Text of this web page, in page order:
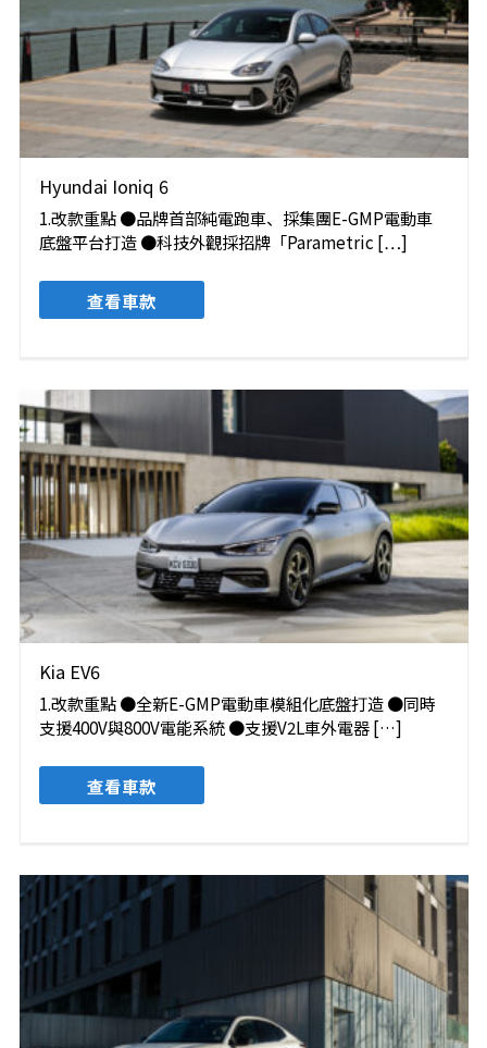
Hyundai Ioniq 6
1.改款重點 ●品牌首部純電跑車、採集團E-GMP電動車
底盤平台打造 ●科技外觀採招牌「Parametric […]
查看車款
Kia EV6
1.改款重點 ●全新E-GMP電動車模組化底盤打造 ●同時
支援400V與800V電能系統 ●支援V2L車外電器 […]
查看車款